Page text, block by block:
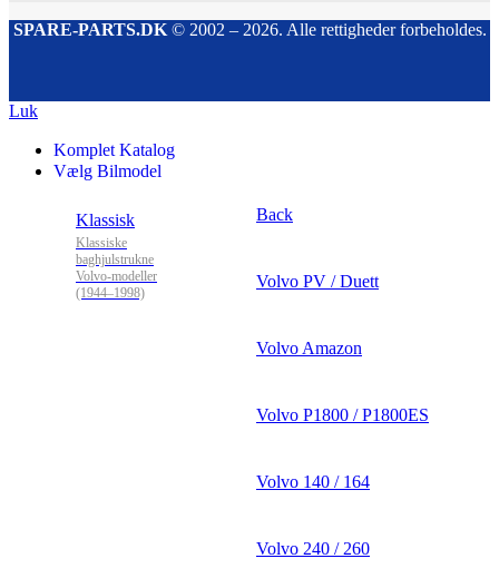
SPARE-PARTS.DK© 2002 – 2026. Alle rettigheder forbeholdes.
Luk
Komplet Katalog
Vælg Bilmodel
Klassisk
Klassiske
baghjulstrukne
Volvo-modeller
(1944–1998)
Back
Volvo PV / Duett
Volvo Amazon
Volvo P1800 / P1800ES
Volvo 140 / 164
Volvo 240 / 260